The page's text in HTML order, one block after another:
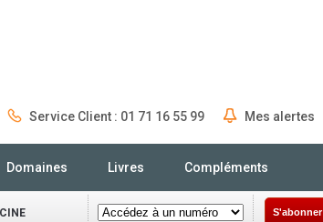
Service Client : 01 71 16 55 99 Mes alertes
Domaines Livres Compléments
S'abonner